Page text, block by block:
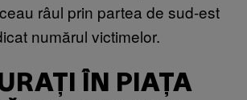
râul prin partea de sud-est
numărul victimelor.
ÎN PIAȚA